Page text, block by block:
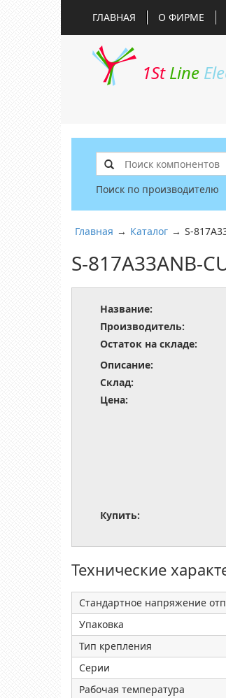
ГЛАВНАЯ О ФИРМЕ
1St Line
Поиск по производителю
Главная → Каталог → S-
S-817A33ANB-
Название:
Производитель:
Остаток на складе:
Описание:
Склад:
Цена:
Купить:
Технические
Стандартное напряжение
Упаковка
Тип крепления
Серии
Рабочая температура